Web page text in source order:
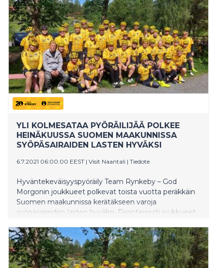
YLI KOLMESATAA PYÖRÄILIJÄÄ POLKEE
HEINÄKUUSSA SUOMEN MAAKUNNISSA
SYÖPÄSAIRAIDEN LASTEN HYVÄKSI
6.7.2021 06:00:00 EEST | Visit Naantali | Tiedote
Hyväntekeväisyyspyöräily Team Rynkeby – God
Morgonin joukkueet polkevat toista vuotta peräkkäin
Suomen maakunnissa kerätäkseen varoja
syöpäsairaiden lasten hyväksi. Perinteisesti joukkueet
koronaviruksen aiheuttaman pandemian takia
Suomen eri kaupunkien joukkueet tekevät nyt omat
“Tour de Finlandinsa”. Kaikki kahdeksan joukkuetta
polkevat itse suunnittelemansa reitin, jonka varrella